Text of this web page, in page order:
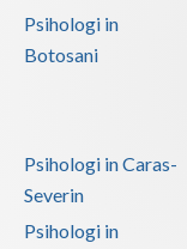
Psihologi in
Botosani
Psihologi in Caras-
Severin
Psihologi in